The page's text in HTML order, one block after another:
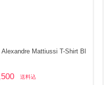
Mattiussi T-Shirt Bl
送料込